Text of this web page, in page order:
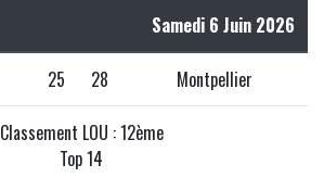
Samedi 6 Juin 2026
25 28 Montpellier
Classement LOU : 12ème
Top 14